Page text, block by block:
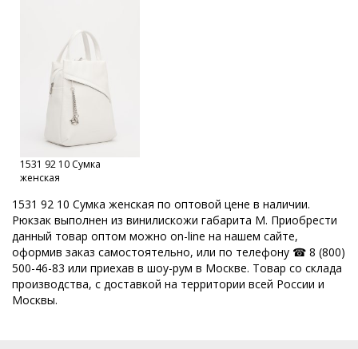
Женские сумки оптом от производителя
Женские сумки оптом с документами
Женские сумки от производителя
Женские сумки Российской фабрики
Оптовый склад сумок в Москве
Кировские сумки Сумки оптом Москва
Сумки от производителя Модные рюкзаки оптом
Модные сумки оптом Оптовая продажа сумок
Набор сумок оптом Кожгалантерейная фабрика
1531 92 10 Сумка
женская
1531 92 10 Сумка женская по оптовой цене в наличии.
Рюкзак выполнен из винилискожи габарита M. Приобрести
данный товар оптом можно on-line на нашем сайте,
оформив заказ самостоятельно, или по телефону ☎ 8 (800)
500-46-83 или приехав в шоу-рум в Москве. Товар со склада
производства, с доставкой на территории всей России и
Москвы.